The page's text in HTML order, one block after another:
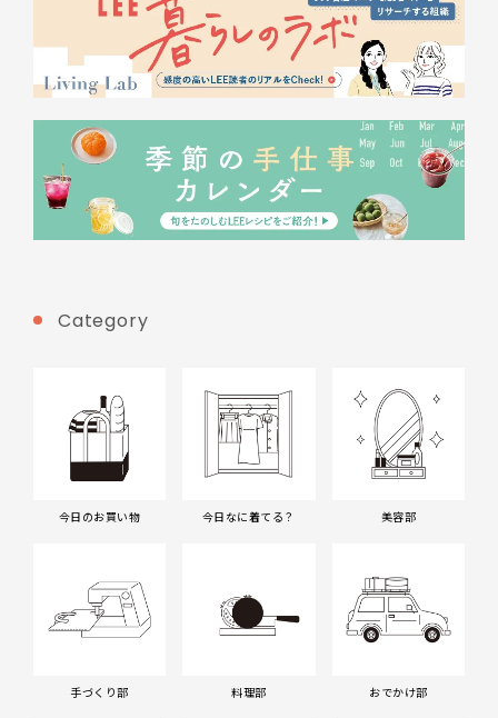
Category
今日のお買い物 今日なに着てる？ 美容部
手づくり部 料理部 おでかけ部